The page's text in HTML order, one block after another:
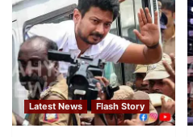
Latest News Flash Story